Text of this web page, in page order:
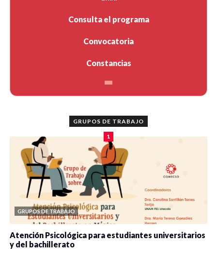
Consulta el programa
Convocatoria
Constancias
GRUPOS DE TRABAJO
1
GRUPOS DE TRABAJO
Atención Psicológica para estudiantes universitarios
y del bachillerato